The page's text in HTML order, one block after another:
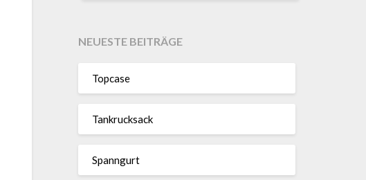
NEUESTE BEITRÄGE
Topcase
Tan­kruck­sack
Spann­gurt